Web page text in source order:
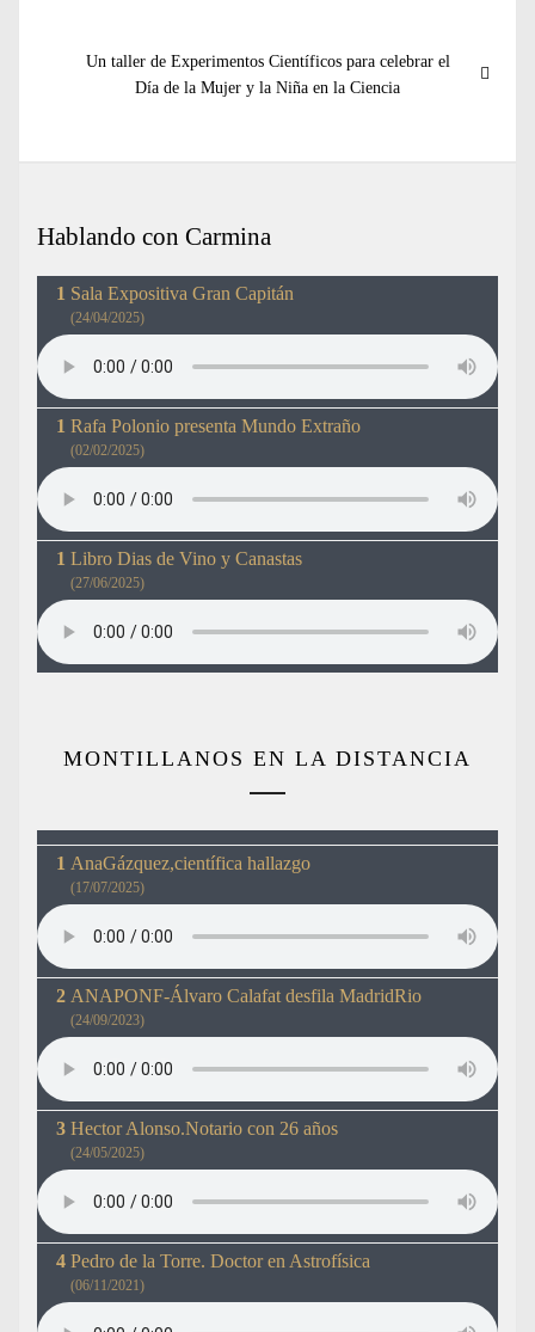
Entrada
siguiente:
Un taller de Experimentos Científicos para celebrar el
Día de la Mujer y la Niña en la Ciencia
Hablando con Carmina
Sala Expositiva Gran Capitán
(24/04/2025)
Rafa Polonio presenta Mundo Extraño
(02/02/2025)
Libro Dias de Vino y Canastas
(27/06/2025)
MONTILLANOS EN LA DISTANCIA
AnaGázquez,científica hallazgo
(17/07/2025)
ANAPONF-Álvaro Calafat desfila MadridRio
(24/09/2023)
Hector Alonso.Notario con 26 años
(24/05/2025)
Pedro de la Torre. Doctor en Astrofísica
(06/11/2021)